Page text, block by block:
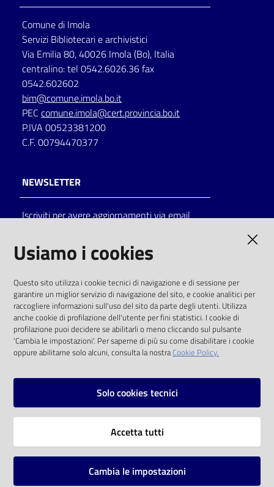
Seguici
su
on line
Eventi
Chiedi al
bibliotecario
Avvisi
Comune di Imola
Servizi Bibliotecari e archivistici
Via Emilia 80, 40026 Imola (Bo), Italia
centralino: tel 0542.6026.36 fax
0542.602602
bim@comune.imola.bo.it
PEC comune.imola@cert.provincia.bo.it
P.IVA 00523381200
C.F. 00794470377
NEWSLETTER
Iscriviti per avere aggiornamenti via email
solo alle condizioni previste dalla direttiva
comunitaria 2003/98/CE e dal d.lgs. 36/2006
SOCIAL
Instagram
Vai alla pagina
Usiamo i cookies
Questo sito utilizza i cookie tecnici di navigazione e di sessione per
garantire un miglior servizio di navigazione del sito, e cookie analitici per
raccogliere informazioni sull'uso del sito da parte degli utenti. Utilizza
anche cookie di profilazione dell'utente per fini statistici. I cookie di
profilazione puoi decidere se abilitarli o meno cliccando sul pulsante
'Cambia le impostazioni'. Per saperne di più su come disabilitare i cookie
oppure abilitarne solo alcuni, consulta la nostraCookie Policy.
Solo cookies tecnici
Accetta tutti
Cambia le impostazioni